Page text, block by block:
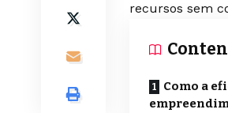
recursos sem
Como a